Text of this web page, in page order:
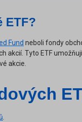
ETF?
Fund neboli fondy
akcií. Tyto ETF
akcie.
.